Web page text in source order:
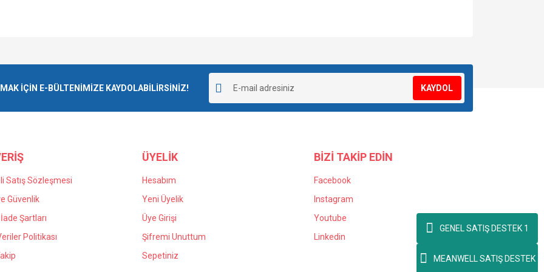
Gönder
İÇİN E-BÜLTENİMİZE KAYDOLABİLİRSİNİZ! KAYDOL
Satış Sözleşmesi
Güvenlik
Şartları
Politikası
ÜYELİK
Hesabım
Yeni Üyelik
Üye Girişi
Şifremi Unuttum
Sepetiniz
BİZİ TAKİP EDİN
Facebook
Instagram
Youtube
Linkedin
GENEL SATIŞ DESTEK 1
MEANWELL SATIŞ DESTEK